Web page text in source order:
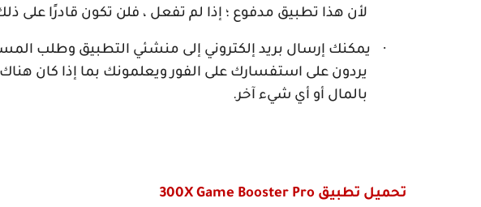
لأن هذا تطبيق مدفوع ؛ إذا لم تفعل ، فلن تكون قادرًا على
·
يمكنك إرسال بريد إلكتروني إلى منشئي التطبيق وطلب
يردون على استفسارك على الفور ويعلمونك بما إذا كان
بالمال أو أي شيء آخر.
تحميل تطبيق 300X Game Booster Pro